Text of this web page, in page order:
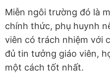
Miễn ngôi trường đó là
chính thức, phụ huynh
viên có trách nhiệm với
đủ tin tưởng giáo viên,
một cách tốt nhất.